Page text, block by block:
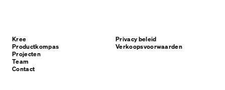
Kree
Productkompas
Projecten
Team
Contact
Privacy beleid
Verkoopsvoorwaarden